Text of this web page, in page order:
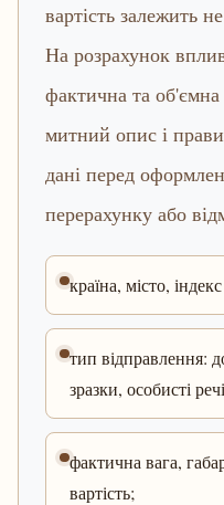
вартість залежить
На розрахунок
фактична та
митний опис і
дані перед
перерахунку або
країна, місто,
тип відправлення:
зразки, особисті
фактична вага,
вартість;